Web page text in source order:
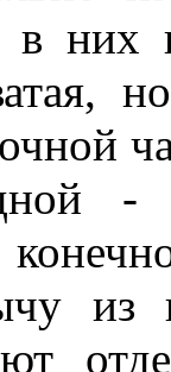
них
из